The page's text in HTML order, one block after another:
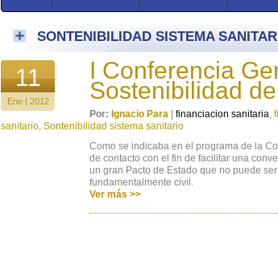
SONTENIBILIDAD SISTEMA
11
Ene | 2012
I Conferencia
Sostenibilidad
Por: Ignacio Para financiacion sanitaria,
sanitario, Sontenibilidad sistema sanitario
Como se indicaba en el programa de la
de contacto con el fin de facilitar una
un gran Pacto de Estado que no puede
fundamentalmente civil.
Ver más >>